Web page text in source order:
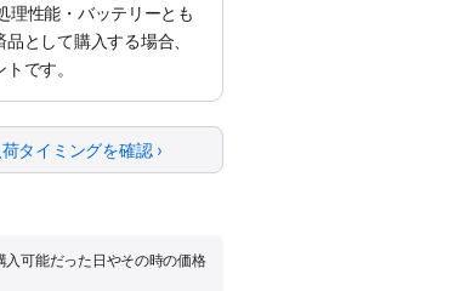
理性能・バッテリーとも
として購入する場合、
です。
タイミングを確認 ›
可能だった日やその時の価格